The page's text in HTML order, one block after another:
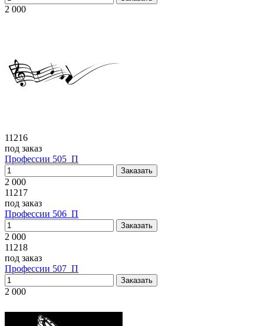
2 000
11216
под заказ
Профессии 505_П
2 000
11217
под заказ
Профессии 506_П
2 000
11218
под заказ
Профессии 507_П
2 000